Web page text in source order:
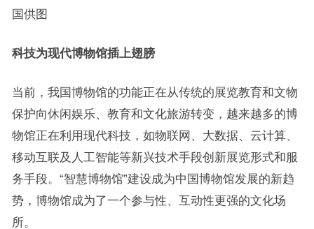
国供图
科技为现代博物馆插上翅膀
当前，我国博物馆的功能正在从传统的展览教育和文物
保护向休闲娱乐、教育和文化旅游转变，越来越多的博
物馆正在利用现代科技，如物联网、大数据、云计算、
移动互联及人工智能等新兴技术手段创新展览形式和服
务手段。“智慧博物馆”建设成为中国博物馆发展的新趋
势，博物馆成为了一个参与性、互动性更强的文化场
所。